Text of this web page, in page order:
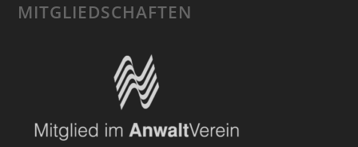
MITGLIEDSCHAFTEN